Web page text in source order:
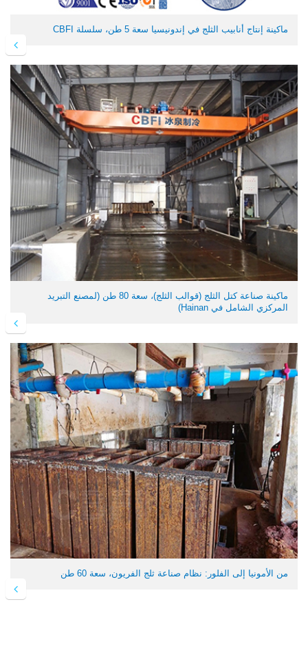
ماكينة إنتاج أنابيب الثلج في إندونيسيا سعة 5 طن، سلسلة CBFI
ماكينة صناعة كتل الثلج (قوالب الثلج)، سعة 80 طن (لمصنع التبريد
المركزي الشامل في Hainan)
من الأمونيا إلى الفلور: نظام صناعة ثلج الفريون، سعة 60 طن